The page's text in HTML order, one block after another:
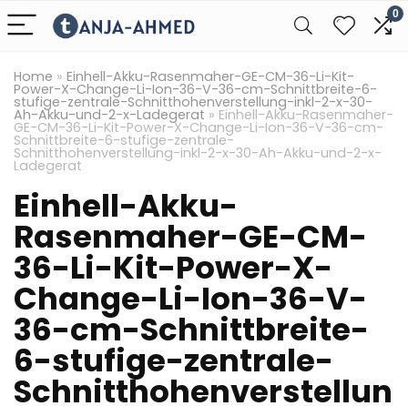
0
Home » Einhell-Akku-Rasenmaher-GE-CM-36-Li-Kit-
Power-X-Change-Li-Ion-36-V-36-cm-Schnittbreite-6-
stufige-zentrale-Schnitthohenverstellung-inkl-2-x-30-
Ah-Akku-und-2-x-Ladegerat » Einhell-Akku-Rasenmaher-
GE-CM-36-Li-Kit-Power-X-Change-Li-Ion-36-V-36-cm-
Schnittbreite-6-stufige-zentrale-
Schnitthohenverstellung-inkl-2-x-30-Ah-Akku-und-2-x-
Ladegerat
Einhell-Akku-
Rasenmaher-GE-CM-
36-Li-Kit-Power-X-
Change-Li-Ion-36-V-
36-cm-Schnittbreite-
6-stufige-zentrale-
Schnitthohenverstellun